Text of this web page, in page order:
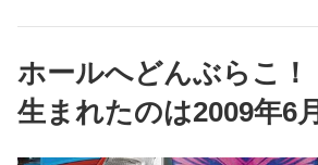
ホールへどんぶらこ
生まれたのは2009年6